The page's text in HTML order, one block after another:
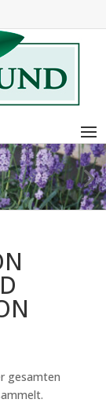
gesamten